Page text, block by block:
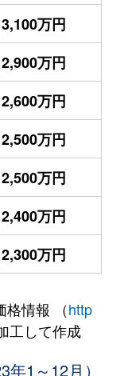
3,100万円
2,900万円
2,600万円
2,500万円
2,500万円
2,400万円
2,300万円
格情報 （http
工して作成
1～12月）